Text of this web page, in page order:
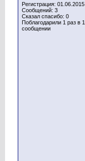
Регистрация: 01.06.2015
Сообщений: 3
Сказал спасибо: 0
Поблагодарили 1 раз в 1
сообщении